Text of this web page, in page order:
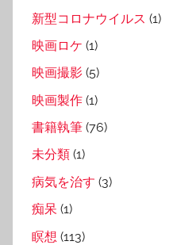
新型コロナウイルス (1)
映画ロケ (1)
映画撮影 (5)
映画製作 (1)
書籍執筆 (76)
未分類 (1)
病気を治す (3)
痴呆 (1)
瞑想 (113)